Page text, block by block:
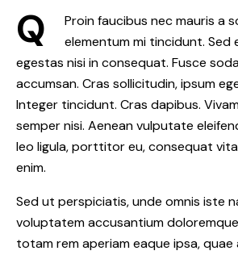
Q
Proin faucibus nec mauris a
elementum mi tincidunt. Sed
egestas nisi in consequat. Fusce
accumsan. Cras sollicitudin, ipsum
Integer tincidunt. Cras dapibus.
semper nisi. Aenean vulputate
leo ligula, porttitor eu, consequat
enim.
Sed ut perspiciatis, unde omnis iste
voluptatem accusantium
totam rem aperiam eaque ipsa, quae